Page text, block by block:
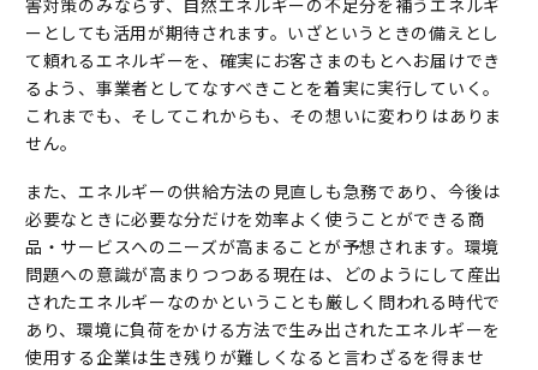
ーとしても活用が期待されます。いざというときの備えとし
て頼れるエネルギーを、確実にお客さまのもとへお届けでき
るよう、事業者としてなすべきことを着実に実行していく。
これまでも、そしてこれからも、その想いに変わりはありま
せん。
また、エネルギーの供給方法の見直しも急務であり、今後は
必要なときに必要な分だけを効率よく使うことができる商
品・サービスへのニーズが高まることが予想されます。環境
問題への意識が高まりつつある現在は、どのようにして産出
されたエネルギーなのかということも厳しく問われる時代で
あり、環境に負荷をかける方法で生み出されたエネルギーを
使用する企業は生き残りが難しくなると言わざるを得ませ